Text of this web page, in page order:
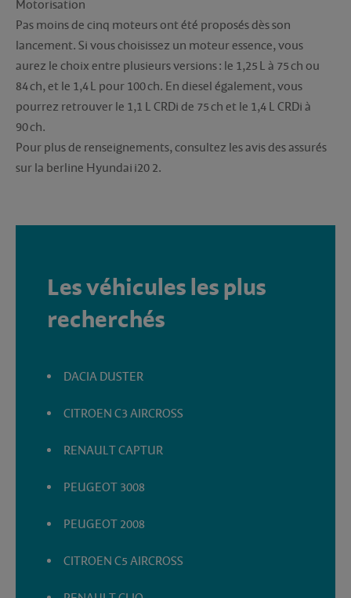
Motorisation
Pas moins de cinq moteurs ont été proposés dès son
lancement. Si vous choisissez un moteur essence, vous
aurez le choix entre plusieurs versions : le 1,25 L à 75 ch ou
84 ch, et le 1,4 L pour 100 ch. En diesel également, vous
pourrez retrouver le 1,1 L CRDi de 75 ch et le 1,4 L CRDi à
90 ch.
Pour plus de renseignements, consultez les avis des assurés
sur la berline Hyundai i20 2.
Les véhicules les plus
recherchés
DACIA DUSTER
CITROEN C3 AIRCROSS
RENAULT CAPTUR
PEUGEOT 3008
PEUGEOT 2008
CITROEN C5 AIRCROSS